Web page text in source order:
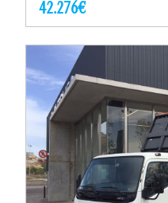
42.276€